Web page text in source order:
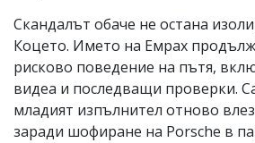
Скандалът обаче не остана
Коцето. Името на Емрах
рисково поведение на пътя,
видеа и последващи проверки.
младият изпълнител отново
заради шофиране на Porsche в